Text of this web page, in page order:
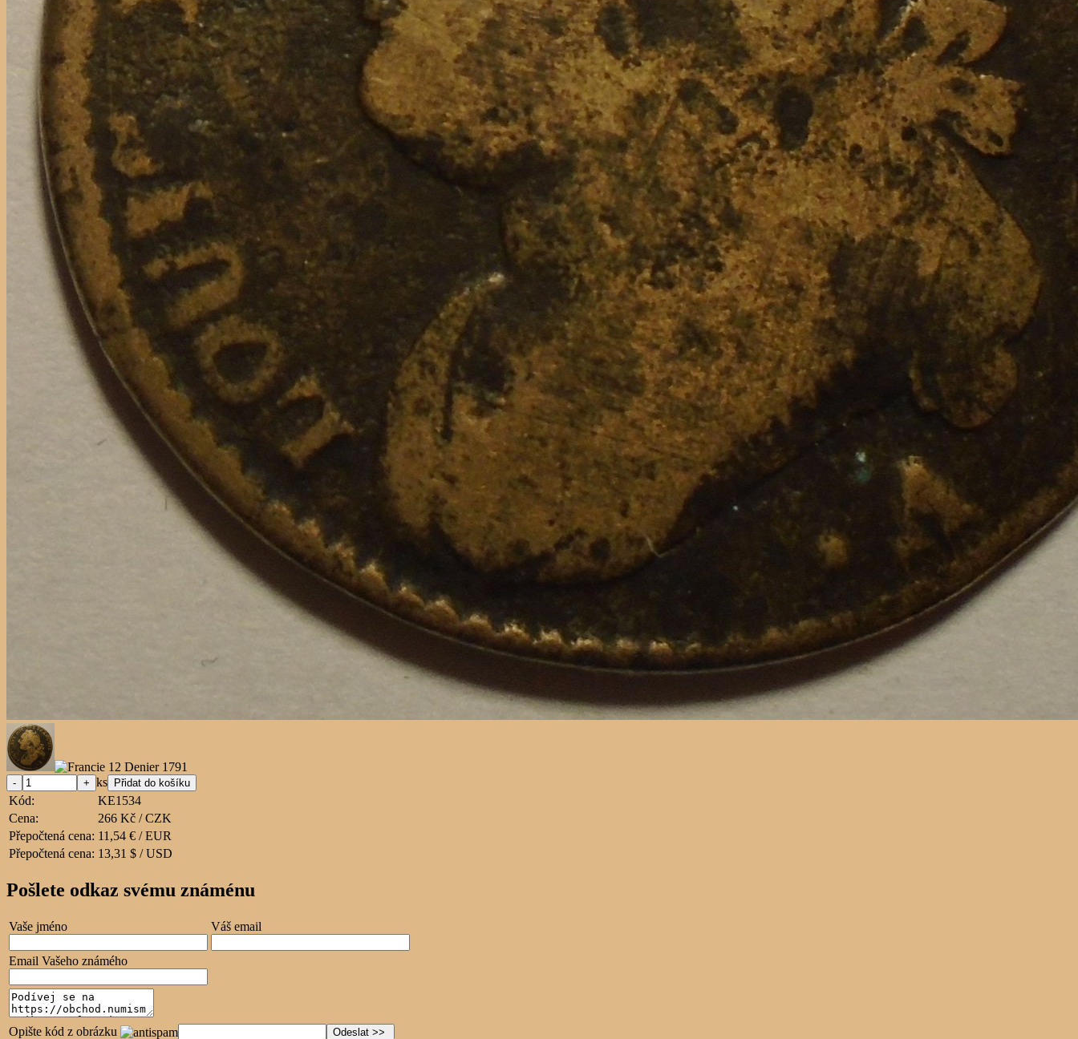
ks
Kód:
KE1534
Cena:
266 Kč / CZK
Přepočtená cena: 11,54 € / EUR
Přepočtená cena: 13,31 $ / USD
Pošlete odkaz svému známénu
Vaše jméno Váš email
Email Vašeho známého
Opište kód z obrázku